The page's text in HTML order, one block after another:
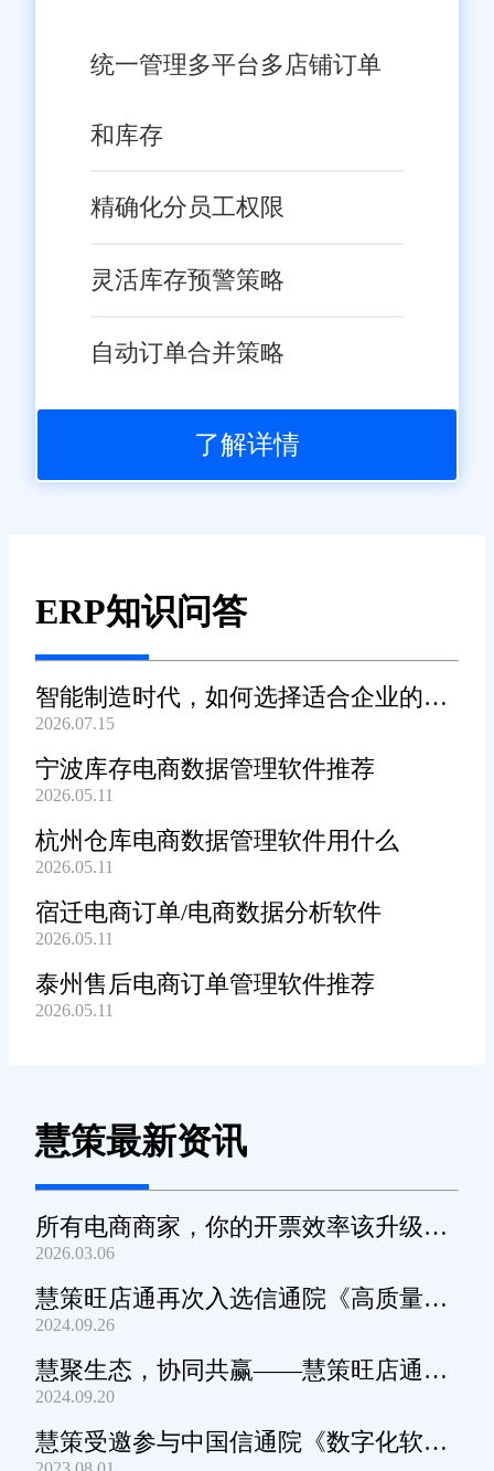
统一管理多平台多店铺订单
和库存
精确化分员工权限
灵活库存预警策略
自动订单合并策略
了解详情
ERP知识问答
智能制造时代，如何选择适合企业的
WMS系统?
2026.07.15
宁波库存电商数据管理软件推荐
2026.05.11
杭州仓库电商数据管理软件用什么
2026.05.11
宿迁电商订单/电商数据分析软件
2026.05.11
泰州售后电商订单管理软件推荐
2026.05.11
慧策最新资讯
所有电商商家，你的开票效率该升级
了！
2026.03.06
慧策旺店通再次入选信通院《高质量数
字化转型产品及服务全景图》
2024.09.26
慧聚生态，协同共赢——慧策旺店通生
态交流会深圳站圆满举办
2024.09.20
慧策受邀参与中国信通院《数字化软件